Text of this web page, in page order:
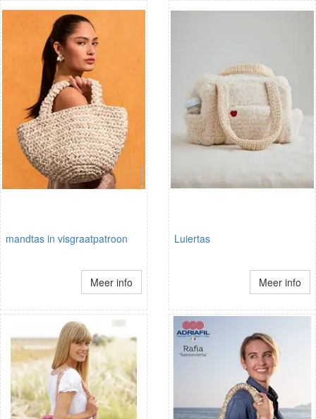
mandtas in visgraatpatroon
Meer info
Luiertas
Meer info